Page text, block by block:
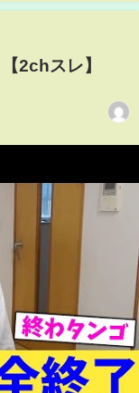
2chスレ】